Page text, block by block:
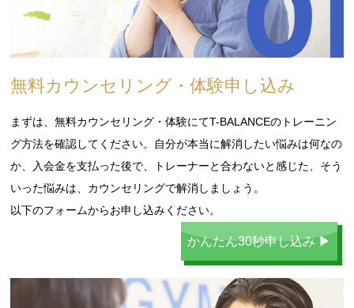
無料カウンセリング・体験申し込み
まずは、無料カウンセリング・体験にてT-BALANCEのトレーニン
グ方法を確認してください。自分が本当に解消したい悩みは何なの
か、入会金を支払った後で、トレーナーと合わないと感じた、そう
いった悩みは、カウンセリングで解消しましょう。
以下のフォームからお申し込みください。
かんたん30秒申し込み ▶